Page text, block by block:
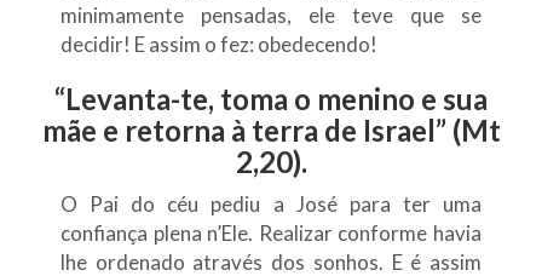
minimamente pensadas, ele teve que se
decidir! E assim o fez: obedecendo!
“Levanta-te, toma o menino e sua
mãe e retorna à terra de Israel” (Mt
2,20).
O Pai do céu pediu a José para ter uma
confiança plena n’Ele. Realizar conforme havia
lhe ordenado através dos sonhos. E é assim